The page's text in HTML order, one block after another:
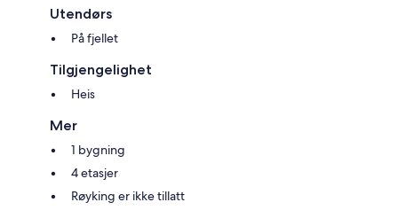
Utendørs
På fjellet
Tilgjengelighet
Heis
Mer
1 bygning
4 etasjer
Røyking er ikke tillatt